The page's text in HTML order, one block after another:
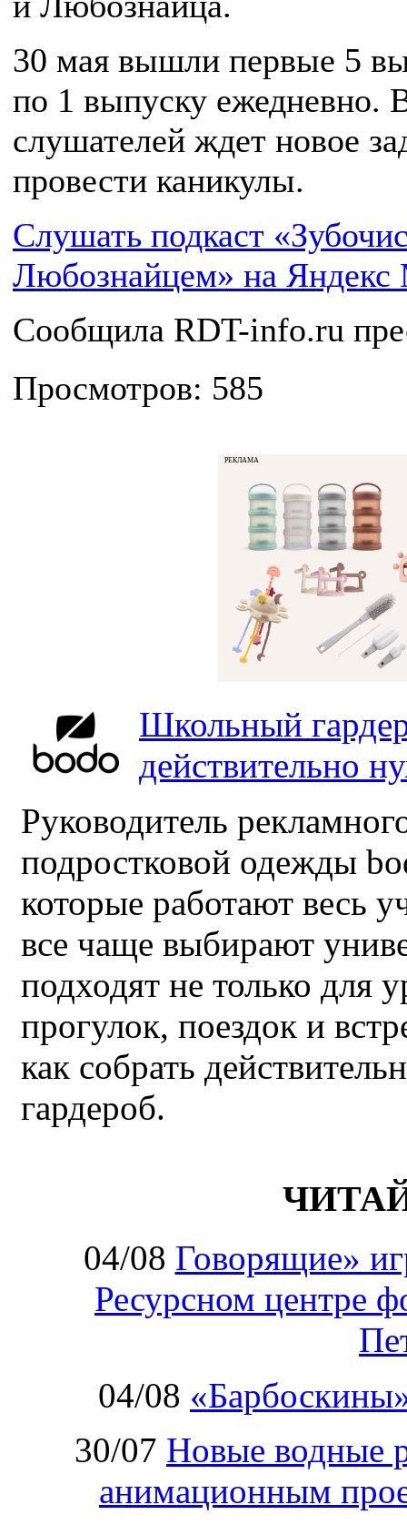
30 мая вышли первые 5
по 1 выпуску ежедневно.
слушателей ждет новое
провести каникулы.
Слушать подкаст
Любознайцем» на Яндекс
Сообщила RDT-info.ru
Просмотров: 585
РЕКЛАМА
Школьный
действительно
Руководитель
подростковой одежды
которые работают весь
все чаще выбирают
подходят не только для
прогулок, поездок и
как собрать
гардероб.
04/08 Говорящие»
Ресурсном центре
04/08
30/07 Новые водные
анимационным